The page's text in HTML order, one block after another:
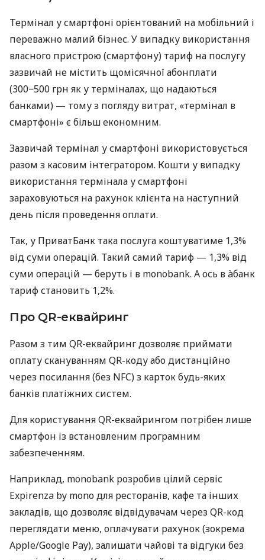
Термінал у смартфоні орієнтований на мобільний і
переважно малий бізнес. У випадку використання
власного пристрою (смартфону) тариф на послугу
зазвичай не містить щомісячної абонплати
(300−500 грн як у терміналах, що надаються
банками) — тому з погляду витрат, «термінал в
смартфоні» є більш економним.
Зазвичай термінал у смартфоні використовується
разом з касовим інтегратором. Кошти у випадку
використання термінала у смартфоні
зараховуються на рахунок клієнта на наступний
день після проведення оплати.
Так, у ПриватБанк така послуга коштуватиме 1,3%
від суми операцій. Такий самий тариф — 1,3% від
суми операцій — беруть і в monobank. А ось в àбанк
тариф становить 1,2%.
Про QR-еквайринг
Разом з тим QR-еквайринг дозволяє приймати
оплату скануванням QR-коду або дистанційно
через посилання (без NFC) з карток будь-яких
банків платіжних систем.
Для користування QR-еквайрингом потрібен лише
смартфон із встановленим програмним
забезпеченням.
Наприклад, monobank розробив цілий сервіс
Expirenza by mono для ресторанів, кафе та інших
закладів, що дозволяє відвідувачам через QR-код
переглядати меню, оплачувати рахунок (зокрема
Apple/Google Pay), залишати чайові та відгуки без